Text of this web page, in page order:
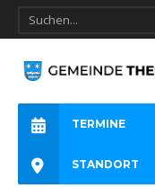
TERMINE
STANDORT